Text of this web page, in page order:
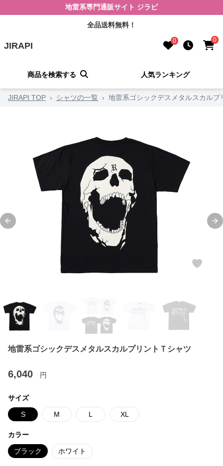
地雷系専門通販サイト ジラピ
全品送料無料！
JIRAPI 0 0
商品を検索する 人気ランキング
JIRAPI TOP › シャツの一覧 › 地雷系ゴシックデスメタルスカルプ
Previous slide
地雷系ゴシックデスメタルスカルプリントＴシャツ
6,040 円
サイズ
S M L XL
カラー
ブラック ホワイト